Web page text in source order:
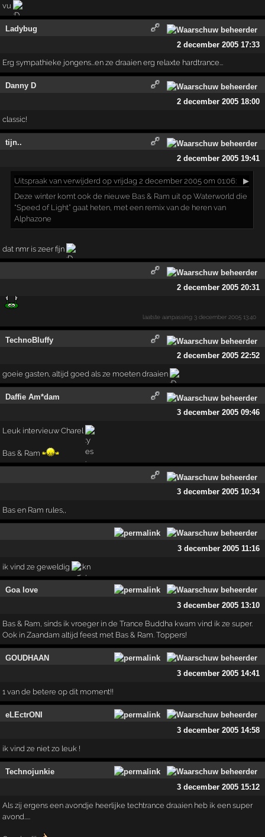
vu
Ladybug
2 december 2005 17:33
Erg sympathieke jongens...en ze draaien erg relaxte hardtrance...
Danny D
2 december 2005 18:00
classic!
tijn..
2 december 2005 19:41
Uitspraak van verwijderd op vrijdag 2 december 2005 om 01:06:
▶
Deze winter komt ook de nieuwe Bas & Ram uit op Waterworld die
“Speed of Light” gaat heten, met een remix van de heren van
Alphazone
dat nmr is zeer fijn
2 december 2005 20:31
laatste aanpassing 3 december 2005 13:40
TechnoBluffy
2 december 2005 22:52
goeie gasten, altijd goed als ze moeten draaien
Daffie Am*dam
3 december 2005 09:46
Leuk intervieuw Charel
Bas & Ram
3 december 2005 10:34
Bas en Ram rules,,
3 december 2005 11:16
ik vind ze geweldig
Goa love
3 december 2005 13:10
Bas & Ram, sinds ik vroeger in de Trance Buddha kwam vind ik ze super.
Ook in Zaandam altijd feest met Bas & Ram. Toppers!
GOUDHAAN
3 december 2005 14:41
1 van de betere op dit moment!!
eLEctrONI
3 december 2005 14:58
ik vind ze niet zo leuk !
Technojunkie
3 december 2005 15:12
Als zij ergens een avondje heerlijke techtrance draaien heb ik een super
avond.....